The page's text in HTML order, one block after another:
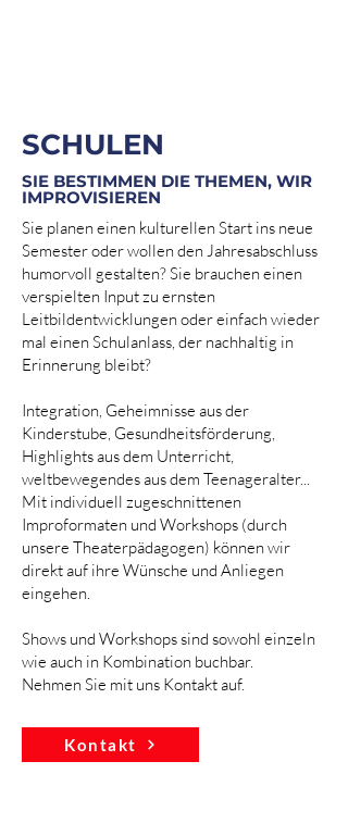
SCHULEN
SIE BESTIMMEN DIE THEMEN, WIR
IMPROVISIEREN
Sie planen einen kulturellen Start ins neue
Semester oder wollen den Jahresabschluss
humorvoll gestalten? Sie brauchen einen
verspielten Input zu ernsten
Leitbildentwicklungen oder einfach wieder
mal einen Schulanlass, der nachhaltig in
Erinnerung bleibt?
Integration, Geheimnisse aus der
Kinderstube, Gesundheitsförderung,
Highlights aus dem Unterricht,
weltbewegendes aus dem Teenageralter...
Mit individuell zugeschnittenen
Improformaten und Workshops (durch
unsere Theaterpädagogen) können wir
direkt auf ihre Wünsche und Anliegen
eingehen.
Shows und Workshops sind sowohl einzeln
wie auch in Kombination buchbar.
Nehmen Sie mit uns Kontakt auf.
Kontakt